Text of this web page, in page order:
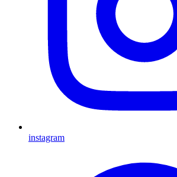
instagram